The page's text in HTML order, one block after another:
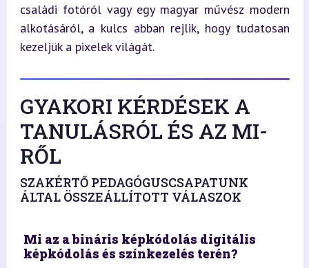
családi fotóról vagy egy magyar művész modern
alkotásáról, a kulcs abban rejlik, hogy tudatosan
kezeljük a pixelek világát.
GYAKORI KÉRDÉSEK A
TANULÁSRÓL ÉS AZ MI-
RŐL
SZAKÉRTŐ PEDAGÓGUSCSAPATUNK
ÁLTAL ÖSSZEÁLLÍTOTT VÁLASZOK
Mi az a bináris képkódolás digitális
képkódolás és színkezelés terén?